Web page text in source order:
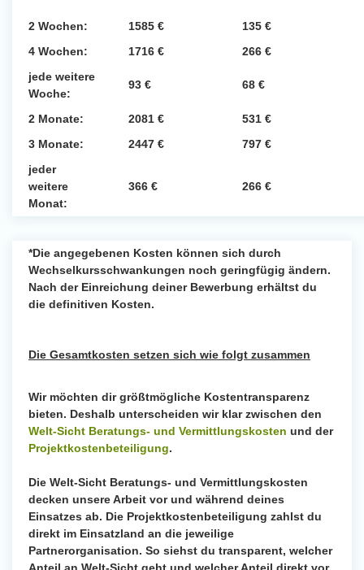
2 Wochen: 1585 €
135 €
4 Wochen:
1716 €
266 €
jede weitere
Woche:
93 € 68 €
2 Monate: 2081 €
531 €
3 Monate:
2447 €
797 €
jeder
weitere
Monat:
366 € 266 €
*Die angegebenen Kosten können sich durch
Wechselkursschwankungen noch geringfügig ändern.
Nach der Einreichung deiner Bewerbung erhältst du
die definitiven Kosten.
Die Gesamtkosten setzen sich wie folgt zusammen
Wir möchten dir größtmögliche Kostentransparenz
bieten. Deshalb unterscheiden wir klar zwischen den
Welt-Sicht Beratungs- und Vermittlungskosten und der
Projektkostenbeteiligung.
Die Welt-Sicht Beratungs- und Vermittlungskosten
decken unsere Arbeit vor und während deines
Einsatzes ab. Die Projektkostenbeteiligung zahlst du
direkt im Einsatzland an die jeweilige
Partnerorganisation. So siehst du transparent, welcher